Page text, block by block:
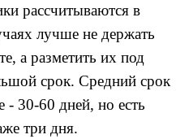
рассчитываются в
лучше не держать
а разметить их под
срок. Средний срок
- 30-60 дней, но есть
три дня.